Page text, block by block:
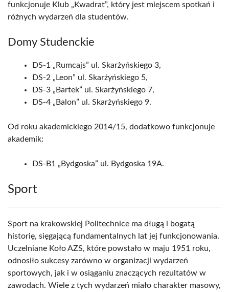
funkcjonuje Klub „Kwadrat”, który jest miejscem spotkań i
różnych wydarzeń dla studentów.
Domy Studenckie
DS-1 „Rumcajs” ul. Skarżyńskiego 3,
DS-2 „Leon” ul. Skarżyńskiego 5,
DS-3 „Bartek” ul. Skarżyńskiego 7,
DS-4 „Balon” ul. Skarżyńskiego 9.
Od roku akademickiego 2014/15, dodatkowo funkcjonuje
akademik:
DS-B1 „Bydgoska” ul. Bydgoska 19A.
Sport
Sport na krakowskiej Politechnice ma długą i bogatą
historię, sięgającą fundamentalnych lat jej funkcjonowania.
Uczelniane Koło AZS, które powstało w maju 1951 roku,
odnosiło sukcesy zarówno w organizacji wydarzeń
sportowych, jak i w osiąganiu znaczących rezultatów w
zawodach. Wiele z tych wydarzeń miało charakter masowy,